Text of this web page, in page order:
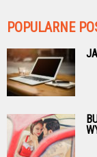
POPULARNE